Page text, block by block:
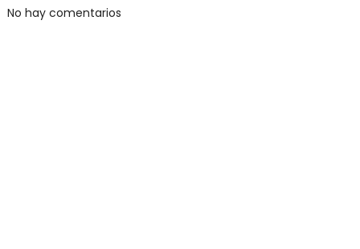
No hay comentarios